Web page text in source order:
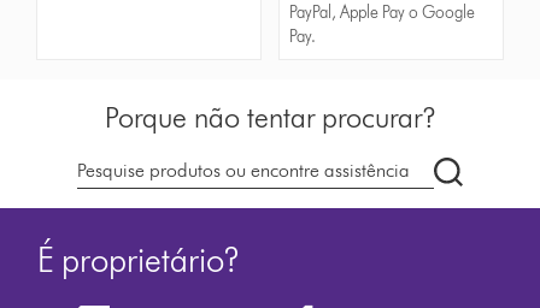
PayPal, Apple Pay o Google
Pay.
Porque não tentar procurar?
Pesquisar
em
É proprietário?